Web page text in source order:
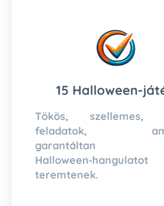
15 Halloween-
Tökös, szellemes,
feladatok,
garantáltan
Halloween‑hangulatot
teremtenek.